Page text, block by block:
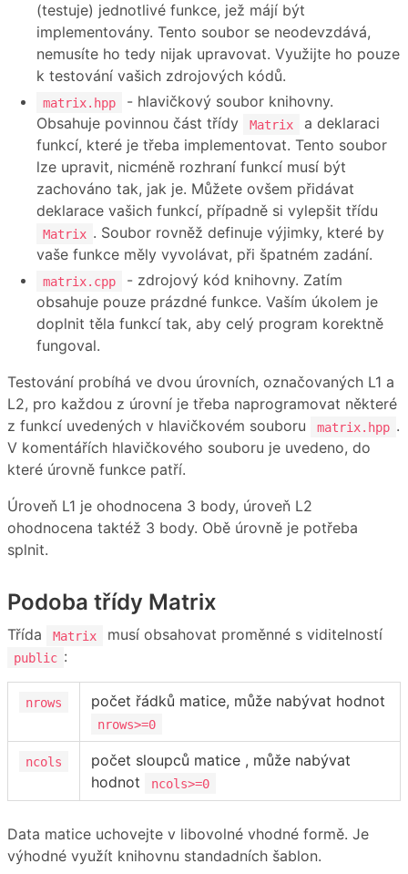
(testuje) jednotlivé funkce, jež májí být
implementovány. Tento soubor se neodevzdává,
nemusíte ho tedy nijak upravovat. Využijte ho pouze
k testování vašich zdrojových kódů.
matrix.hpp
- hlavičkový soubor knihovny.
Obsahuje povinnou část třídy
Matrix
a deklaraci
funkcí, které je třeba implementovat. Tento soubor
lze upravit, nicméně rozhraní funkcí musí být
zachováno tak, jak je. Můžete ovšem přidávat
deklarace vašich funkcí, případně si vylepšit třídu
Matrix . Soubor rovněž definuje výjimky, které by
vaše funkce měly vyvolávat, při špatném zadání.
matrix.cpp
- zdrojový kód knihovny. Zatím
obsahuje pouze prázdné funkce. Vaším úkolem je
doplnit těla funkcí tak, aby celý program korektně
fungoval.
Testování probíhá ve dvou úrovních, označovaných L1 a
L2, pro každou z úrovní je třeba naprogramovat některé
z funkcí uvedených v hlavičkovém souboru
matrix.hpp .
V komentářích hlavičkového souboru je uvedeno, do
které úrovně funkce patří.
Úroveň L1 je ohodnocena 3 body, úroveň L2
ohodnocena taktéž 3 body. Obě úrovně je potřeba
splnit.
Podoba třídy Matrix
Třída Matrix musí obsahovat proměnné s viditelností
public :
nrows počet řádků matice, může nabývat hodnot
nrows>=0
ncols
počet sloupců matice , může nabývat
hodnot
ncols>=0
Data matice uchovejte v libovolné vhodné formě. Je
výhodné využít knihovnu standadních šablon.